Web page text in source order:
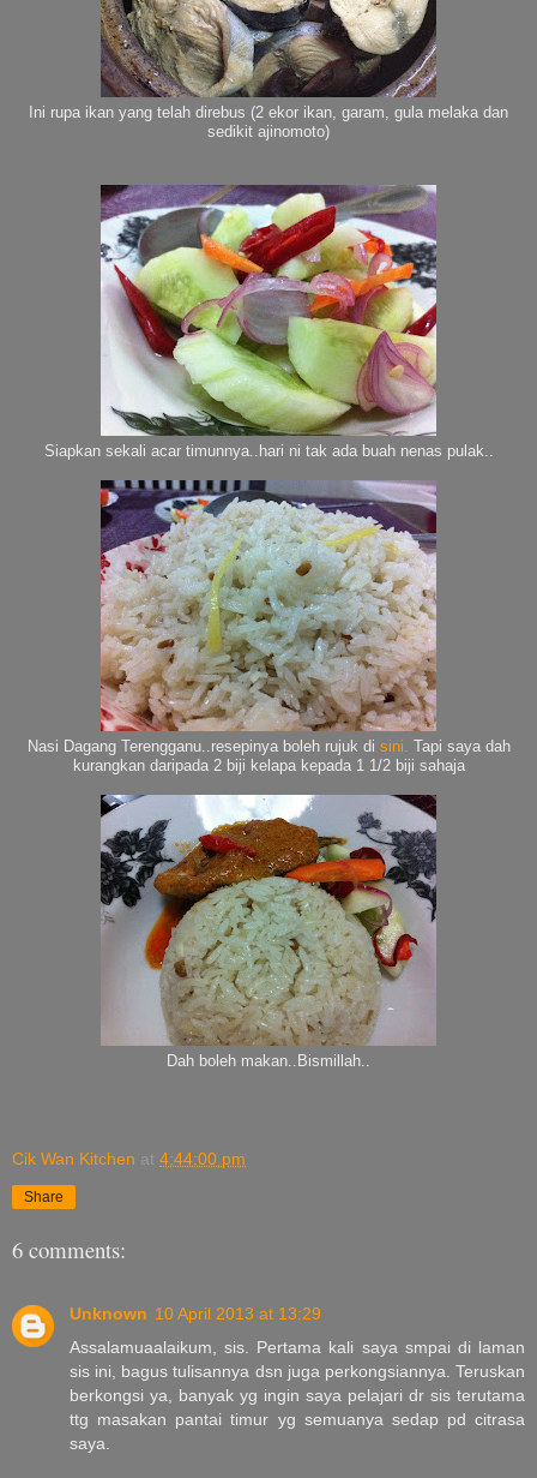
Ini rupa ikan yang telah direbus (2 ekor ikan, garam, gula melaka dan
sedikit ajinomoto)
Siapkan sekali acar timunnya..hari ni tak ada buah nenas pulak..
Nasi Dagang Terengganu..resepinya boleh rujuk di sini.
Tapi saya dah
kurangkan daripada 2 biji kelapa kepada 1 1/2 biji sahaja
Dah boleh makan..Bismillah..
Cik Wan Kitchen at 4:44:00 pm
Share
6 comments:
Unknown 10 April 2013 at 13:29
Assalamuaalaikum, sis. Pertama kali saya smpai di laman
sis ini, bagus tulisannya dsn juga perkongsiannya. Teruskan
berkongsi ya, banyak yg ingin saya pelajari dr sis terutama
ttg masakan pantai timur yg semuanya sedap pd citrasa
saya.